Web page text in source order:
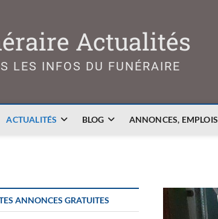
Actualités
LES INFOS DU FUNÉRAIRE
ACTUALITÉS BLOG ANNONCES, EMPLOIS
ANNONCES GRATUITES